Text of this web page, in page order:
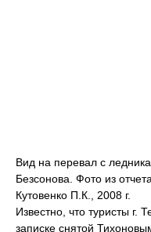
Вид на перевал с ледника
Безсонова. Фото из
Кутовенко П.К., 2008 г.
Известно, что туристы г.
записке снятой